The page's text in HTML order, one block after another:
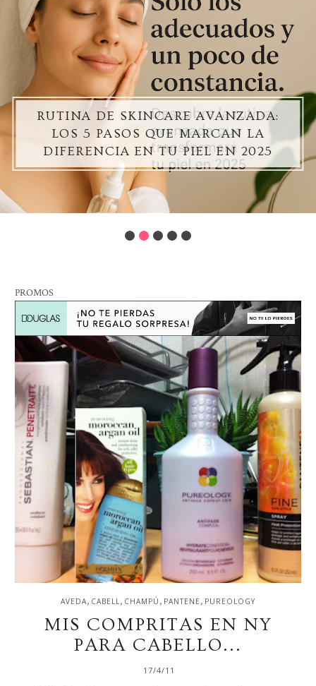
RUTINA DE SKINCARE AVANZADA:
LOS 5 PASOS QUE MARCAN LA
DIFERENCIA EN TU PIEL EN 2025
PROMOS
AVEDA, CABELL, CHAMPÚ , PANTENE , PUREOLOGY
MIS COMPRITAS EN NY
PARA CABELLO...
17/4/11